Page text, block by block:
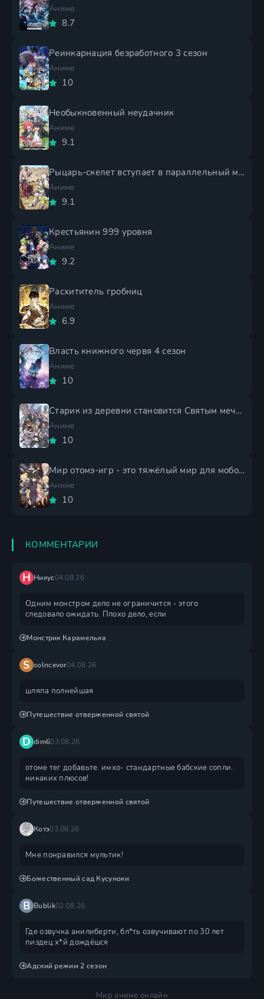
Аниме
8.7
Реинкарнация безработного 3 сезон
Аниме
10
Необыкновенный неудачник
Аниме
9.1
Рыцарь-скелет вступает в параллельный мир 2 сезон
Аниме
9.1
Крестьянин 999 уровня
Аниме
9.2
Расхититель гробниц
Аниме
6.9
Власть книжного червя 4 сезон
Аниме
10
Старик из деревни становится Святым мечом 2 сезон
Аниме
10
Мир отомэ-игр - это тяжёлый мир для мобов 2 сезон
Аниме
10
КОММЕНТАРИИ
Н Никус04.08.26
Одним монстром дело не ограничится - этого
следовало ожидать. Плохо дело, если
Монстрик Карамелька
S solncevor04.08.26
шляпа полнейшая
Путешествие отверженной святой
D dim603.08.26
отоме тег добавьте. имхо- стандартные бабские сопли.
никаких плюсов!
Путешествие отверженной святой
Котэ03.08.26
Мне понравился мультик!
Божественный сад Кусуноки
B Bublik02.08.26
Где озвучка анилиберти, бл*ть озвучивают по 30 лет
пиздец х*й дождëшся
Адский режим 2 сезон
Мир аниме онлайн